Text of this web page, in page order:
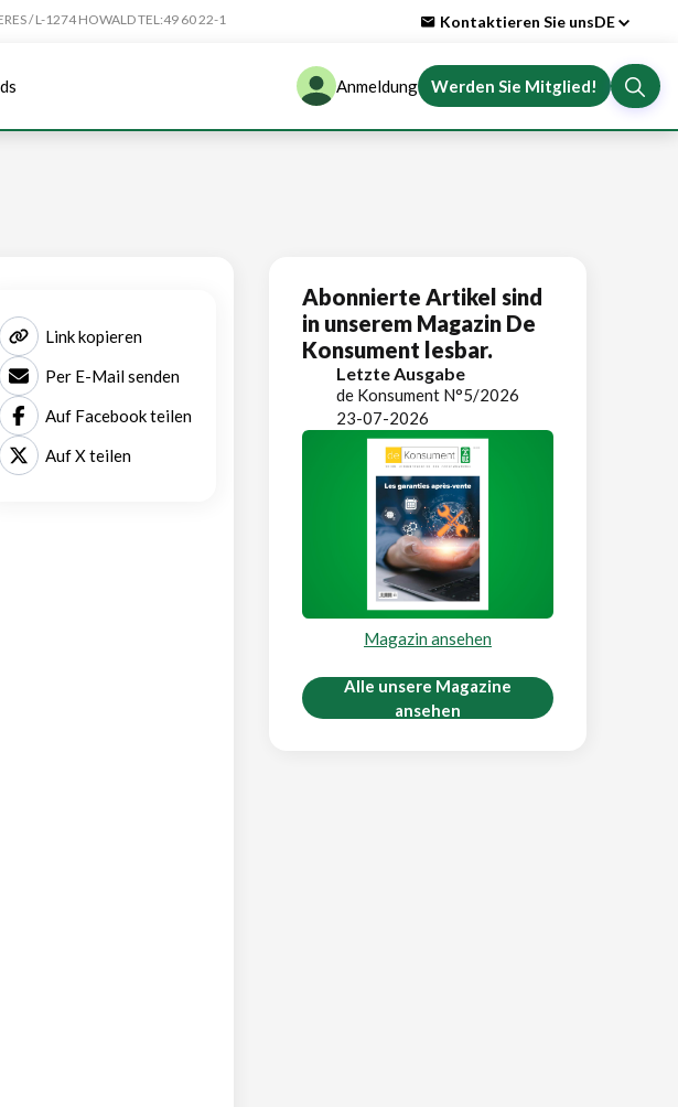
/ L-1274 HOWALD TEL:49 60 22-1 Kontaktieren Sie unsDE
Anmeldung Werden Sie Mitglied!
Link kopieren
Per E-Mail senden
Auf Facebook teilen
Auf X teilen
Abonnierte Artikel sind
in unserem Magazin De
Konsument lesbar.
Letzte Ausgabe
de Konsument N°5/2026
23-07-2026
Magazin ansehen
Alle unsere Magazine
ansehen